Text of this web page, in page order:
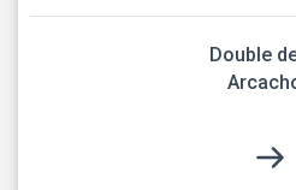
Double